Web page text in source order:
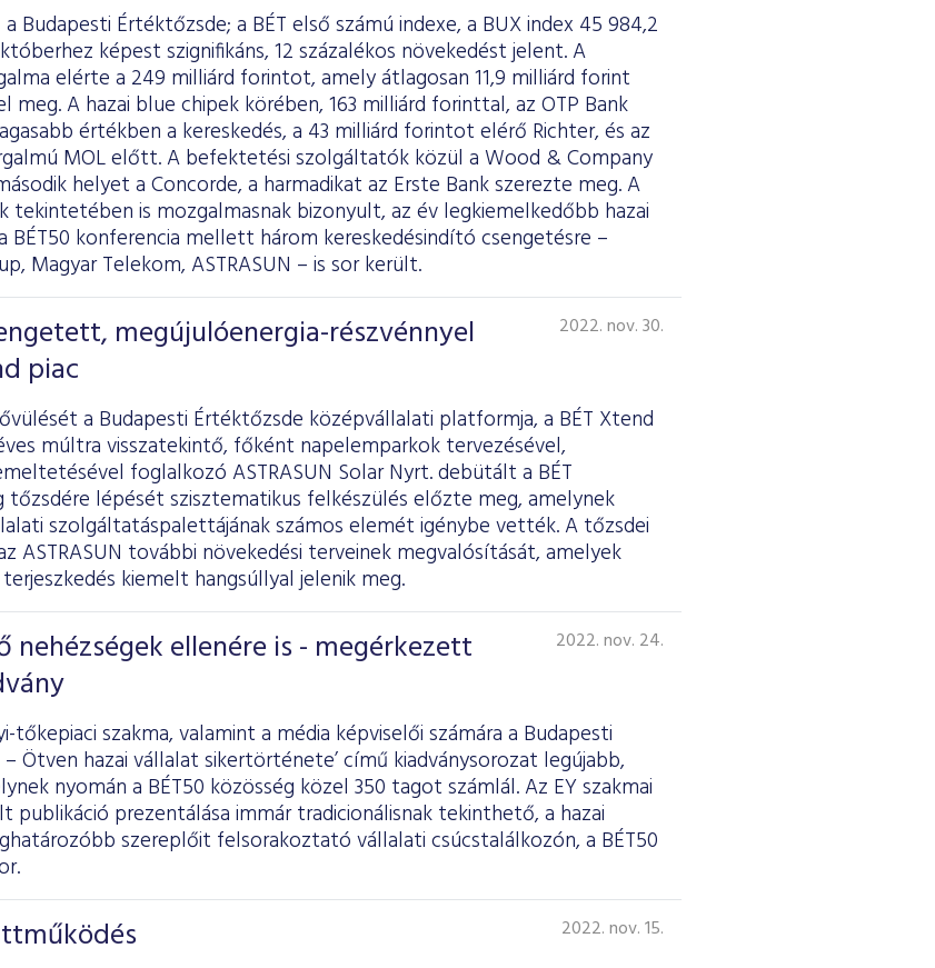
Budapesti Értéktőzsde; a BÉT első számú indexe, a BUX index 45 984,2
képest szignifikáns, 12 százalékos növekedést jelent. A
elérte a 249 milliárd forintot, amely átlagosan 11,9 milliárd forint
meg. A hazai blue chipek körében, 163 milliárd forinttal, az OTP Bank
értékben a kereskedés, a 43 milliárd forintot elérő Richter, és az
MOL előtt. A befektetési szolgáltatók közül a Wood & Company
helyet a Concorde, a harmadikat az Erste Bank szerezte meg. A
tekintetében is mozgalmasnak bizonyult, az év legkiemelkedőbb hazai
BÉT50 konferencia mellett három kereskedésindító csengetésre –
Magyar Telekom, ASTRASUN – is sor került.
megújulóenergia-részvénnyel
piac
2022. nov. 30.
a Budapesti Értéktőzsde középvállalati platformja, a BÉT Xtend
múltra visszatekintő, főként napelemparkok tervezésével,
foglalkozó ASTRASUN Solar Nyrt. debütált a BÉT
tőzsdére lépését szisztematikus felkészülés előzte meg, amelynek
szolgáltatáspalettájának számos elemét igénybe vették. A tőzsdei
ASTRASUN további növekedési terveinek megvalósítását, amelyek
kiemelt hangsúllyal jelenik meg.
nehézségek ellenére is - megérkezett
2022. nov. 24.
szakma, valamint a média képviselői számára a Budapesti
– Ötven hazai vállalat sikertörténete’ című kiadványsorozat legújabb,
nyomán a BÉT50 közösség közel 350 tagot számlál. Az EY szakmai
publikáció prezentálása immár tradicionálisnak tekinthető, a hazai
szereplőit felsorakoztató vállalati csúcstalálkozón, a BÉT50
2022. nov. 15.